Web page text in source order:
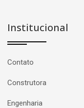
Institucional
Contato
Construtora
Engenharia